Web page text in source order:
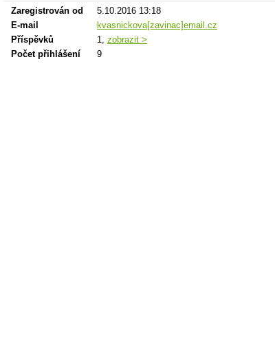
Zaregistrován od
5.10.2016 13:18
E-mail
kvasnickova[zavinac]email.cz
Příspěvků
1, zobrazit >
Počet přihlášení
9